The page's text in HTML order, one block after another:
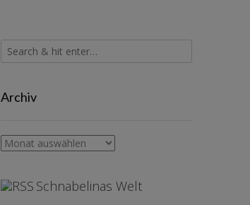
Archiv
Archiv
Schnabelinas Welt